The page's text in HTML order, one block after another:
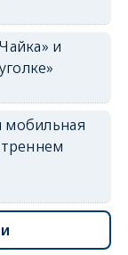
и
мобильная